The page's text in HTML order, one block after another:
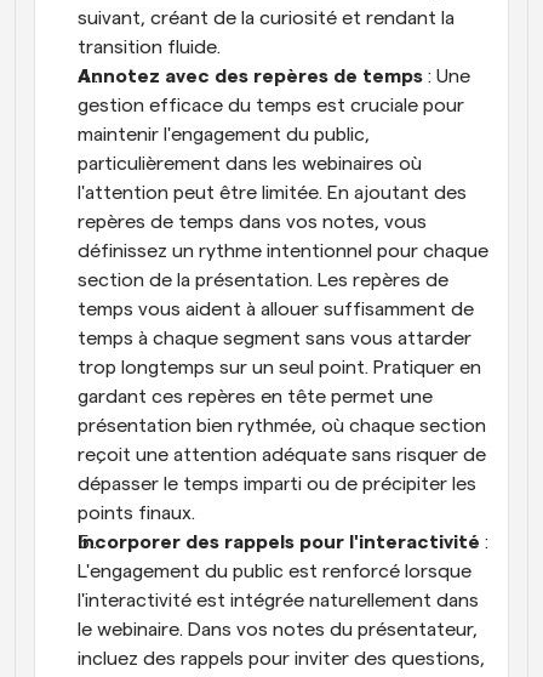
suivant, créant de la curiosité et rendant la
transition fluide.
Annotez avec des repères de temps : Une
gestion efficace du temps est cruciale pour
maintenir l'engagement du public,
particulièrement dans les webinaires où
l'attention peut être limitée. En ajoutant des
repères de temps dans vos notes, vous
définissez un rythme intentionnel pour chaque
section de la présentation. Les repères de
temps vous aident à allouer suffisamment de
temps à chaque segment sans vous attarder
trop longtemps sur un seul point. Pratiquer en
gardant ces repères en tête permet une
présentation bien rythmée, où chaque section
reçoit une attention adéquate sans risquer de
dépasser le temps imparti ou de précipiter les
points finaux.
Incorporer des rappels pour l'interactivité :
L'engagement du public est renforcé lorsque
l'interactivité est intégrée naturellement dans
le webinaire. Dans vos notes du présentateur,
incluez des rappels pour inviter des questions,